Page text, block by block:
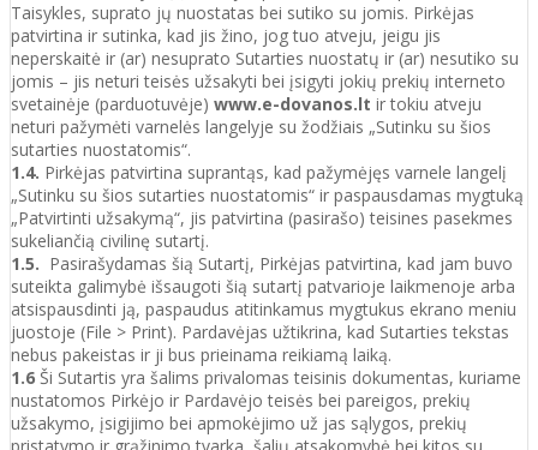
Taisykles, suprato jų nuostatas bei sutiko su jomis. Pirkėjas
patvirtina ir sutinka, kad jis žino, jog tuo atveju, jeigu jis
neperskaitė ir (ar) nesuprato Sutarties nuostatų ir (ar) nesutiko su
jomis – jis neturi teisės užsakyti bei įsigyti jokių prekių interneto
svetainėje (parduotuvėje) www.e-dovanos.lt ir tokiu atveju
neturi pažymėti varnelės langelyje su žodžiais „Sutinku su šios
sutarties nuostatomis“.
1.4. Pirkėjas patvirtina suprantąs, kad pažymėjęs varnele langelį
„Sutinku su šios sutarties nuostatomis“ ir paspausdamas mygtuką
„Patvirtinti užsakymą“, jis patvirtina (pasirašo) teisines pasekmes
sukeliančią civilinę sutartį.
1.5. Pasirašydamas šią Sutartį, Pirkėjas patvirtina, kad jam buvo
suteikta galimybė išsaugoti šią sutartį patvarioje laikmenoje arba
atsispausdinti ją, paspaudus atitinkamus mygtukus ekrano meniu
juostoje (File > Print). Pardavėjas užtikrina, kad Sutarties tekstas
nebus pakeistas ir ji bus prieinama reikiamą laiką.
1.6 Ši Sutartis yra šalims privalomas teisinis dokumentas, kuriame
nustatomos Pirkėjo ir Pardavėjo teisės bei pareigos, prekių
užsakymo, įsigijimo bei apmokėjimo už jas sąlygos, prekių